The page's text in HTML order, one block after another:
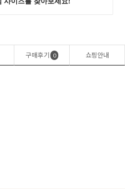
구매후기 0 쇼핑안내